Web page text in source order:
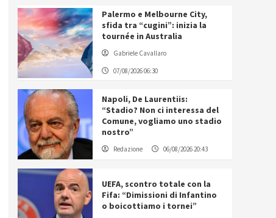
Palermo e Melbourne City,
sfida tra “cugini”: inizia la
tournée in Australia
Gabriele Cavallaro
07/08/2026 06:30
Napoli, De Laurentiis:
“Stadio? Non ci interessa del
Comune, vogliamo uno stadio
nostro”
Redazione 06/08/2026 20:43
UEFA, scontro totale con la
Fifa: “Dimissioni di Infantino
o boicottiamo i tornei”